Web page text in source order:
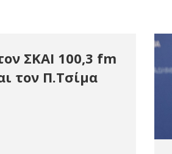
ΣΚΑΙ 100,3 fm
τον Π.Τσίμα